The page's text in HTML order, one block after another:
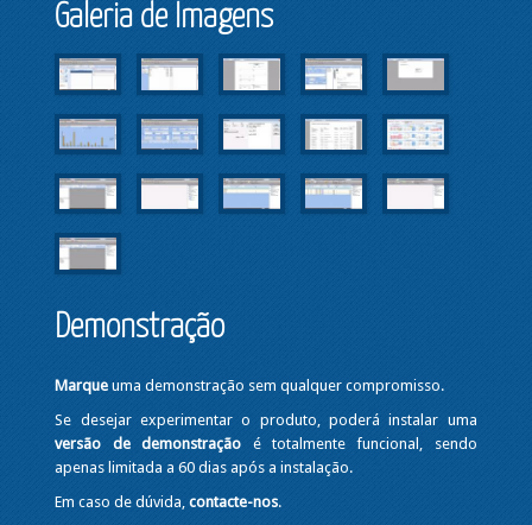
Galeria de Imagens
Demonstração
Marqueuma demonstração sem qualquer compromisso.
Se desejar experimentar o produto, poderá instalar uma
versão de demonstração é totalmente funcional, sendo
apenas limitada a 60 dias após a instalação.
Em caso de dúvida,contacte-nos.